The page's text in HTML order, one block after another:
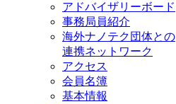
アドバイザリーボード
事務局員紹介
海外ナノテク団体との
連携ネットワーク
アクセス
会員名簿
基本情報